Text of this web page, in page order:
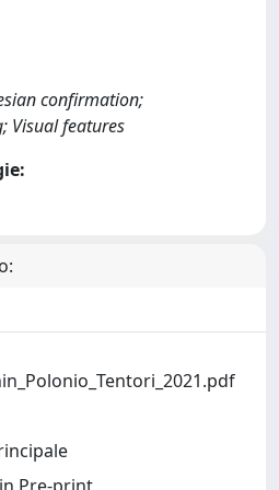
confirmation;
Visual features